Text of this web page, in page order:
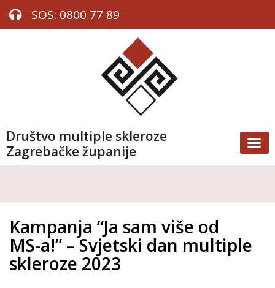
SOS: 0800 77 89
Društvo multiple skleroze
Zagrebačke županije
Kampanja “Ja sam više od
MS-a!” – Svjetski dan multiple
skleroze 2023